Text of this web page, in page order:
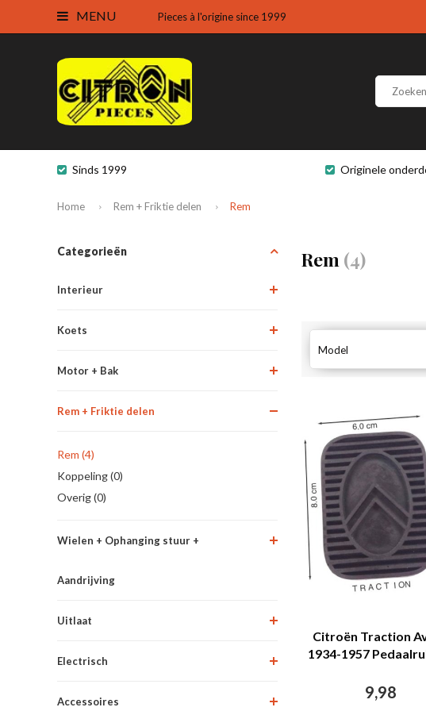
MENU Pieces à l'origine since 1999
Sinds 1999 Originele
Home Rem + Friktie delen Rem
Categorieën
Interieur
Koets
Motor + Bak
Rem + Friktie delen
Rem (4)
Koppeling (0)
Overig (0)
Wielen + Ophanging stuur +
Aandrijving
Uitlaat
Electrisch
Accessoires
Rem(4)
Model
Citroën Traction
1934-1957
9,98